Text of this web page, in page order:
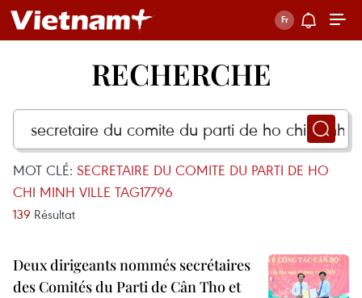
RECHERCHE
MOT CLÉ: SECRETAIRE DU COMITE DU PARTI DE HO
CHI MINH VILLE TAG17796
139 Résultat
Deux dirigeants nommés secrétaires
des Comités du Parti de Cân Tho et